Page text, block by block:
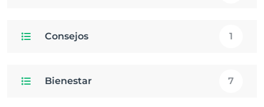
Consejos 1
Bienestar 7